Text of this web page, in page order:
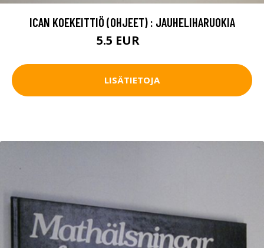
ICAN KOEKEITTIÖ (OHJEET) : JAUHELIHARUOKIA
5.5 EUR
LISÄTIETOJA